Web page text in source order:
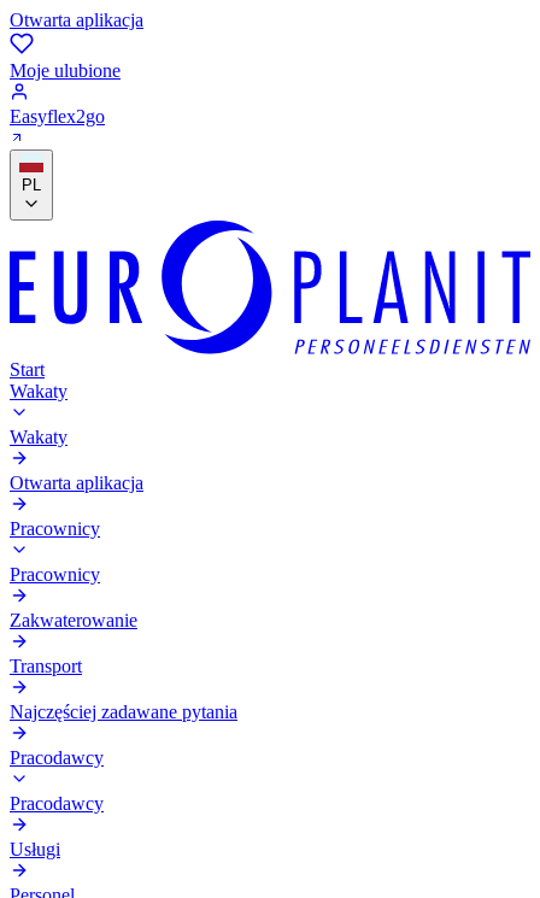
Otwarta aplikacja
Moje ulubione
Easyflex2go
PL
Start
Wakaty
Wakaty
Otwarta aplikacja
Pracownicy
Pracownicy
Zakwaterowanie
Transport
Najczęściej zadawane pytania
Pracodawcy
Pracodawcy
Usługi